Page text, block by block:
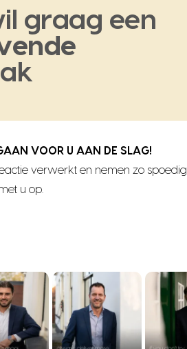
graag een
VOOR U AAN DE SLAG!
verwerkt en nemen zo spoedig
u op.